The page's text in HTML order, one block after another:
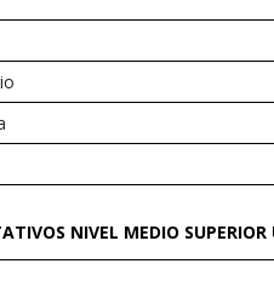
NIVEL MEDIO SUPERIOR